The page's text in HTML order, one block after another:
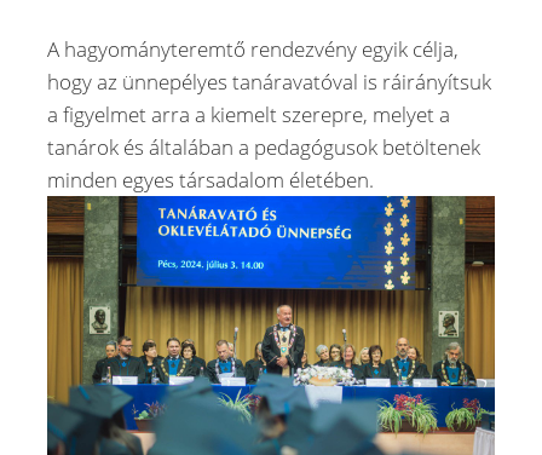
A hagyományteremtő rendezvény egyik célja,
hogy az ünnepélyes tanáravatóval is ráirányítsuk
a figyelmet arra a kiemelt szerepre, melyet a
tanárok és általában a pedagógusok betöltenek
minden egyes társadalom életében.